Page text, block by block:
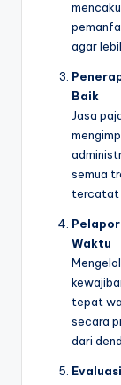
agar
Baik
Jasa
semua
tercatat
Waktu
tepat
secara
dari